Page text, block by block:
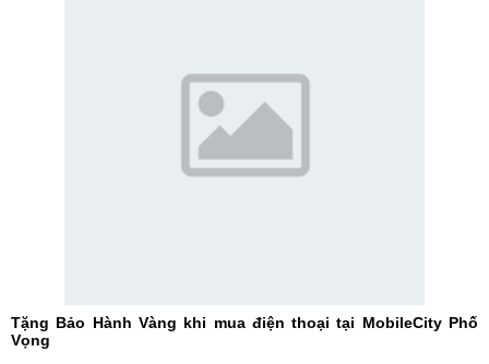
Tặng Bảo Hành Vàng khi mua điện thoại tại MobileCity Phố
Vọng